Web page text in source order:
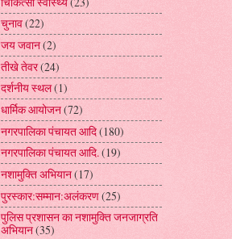
चुनाव(22)
जय जवान(2)
तीखे तेवर(24)
दर्शनीय स्थल(1)
धार्मिक आयोजन(72)
नगरपालिका पंचायत आदि(180)
नगरपालिका पंचायत आदि.(19)
नशामुक्ति अभियान(17)
पुरस्कार:सम्मान:अलंकरण(25)
पुलिस प्रशासन का नशामुक्ति जनजाग्रति
अभियान(35)